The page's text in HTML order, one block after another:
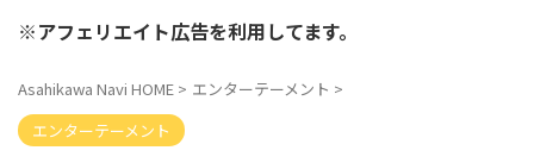
※アフェリエイト広告を利用してます。
Asahikawa Navi HOME > エンターテーメント >
エンターテーメント